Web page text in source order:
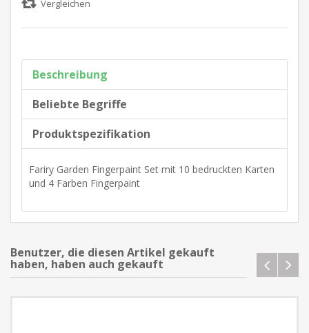
Beschreibung
Beliebte Begriffe
Produktspezifikation
Fariry Garden Fingerpaint Set mit 10 bedruckten Karten
und 4 Farben Fingerpaint
Benutzer, die diesen Artikel gekauft
haben, haben auch gekauft